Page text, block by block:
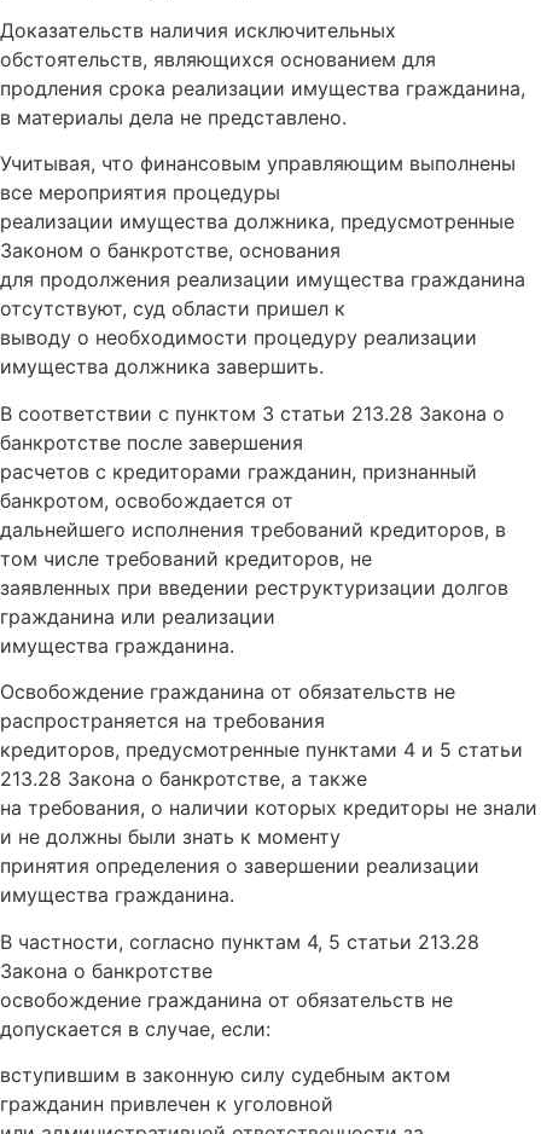
Доказательств наличия исключительных
обстоятельств, являющихся основанием для
продления срока реализации имущества гражданина,
в материалы дела не представлено.
Учитывая, что финансовым управляющим выполнены
все мероприятия процедуры
реализации имущества должника, предусмотренные
Законом о банкротстве, основания
для продолжения реализации имущества гражданина
отсутствуют, суд области пришел к
выводу о необходимости процедуру реализации
имущества должника завершить.
В соответствии с пунктом 3 статьи 213.28 Закона о
банкротстве после завершения
расчетов с кредиторами гражданин, признанный
банкротом, освобождается от
дальнейшего исполнения требований кредиторов, в
том числе требований кредиторов, не
заявленных при введении реструктуризации долгов
гражданина или реализации
имущества гражданина.
Освобождение гражданина от обязательств не
распространяется на требования
кредиторов, предусмотренные пунктами 4 и 5 статьи
213.28 Закона о банкротстве, а также
на требования, о наличии которых кредиторы не знали
и не должны были знать к моменту
принятия определения о завершении реализации
имущества гражданина.
В частности, согласно пунктам 4, 5 статьи 213.28
Закона о банкротстве
освобождение гражданина от обязательств не
допускается в случае, если:
вступившим в законную силу судебным актом
гражданин привлечен к уголовной